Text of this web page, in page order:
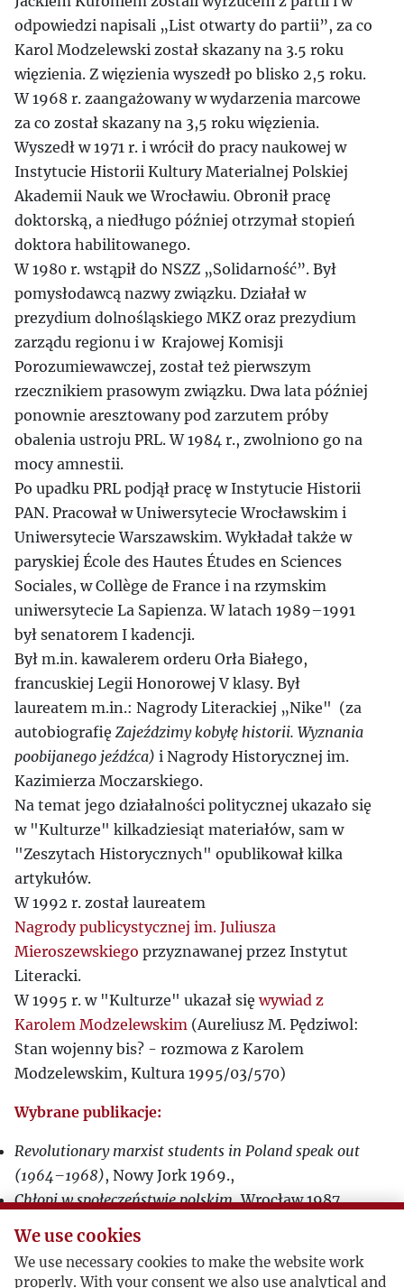
odpowiedzi napisali „List otwarty do partii”, za co
Karol Modzelewski został skazany na 3.5 roku
więzienia. Z więzienia wyszedł po blisko 2,5 roku.
W 1968 r. zaangażowany w wydarzenia marcowe
za co został skazany na 3,5 roku więzienia.
Wyszedł w 1971 r. i wrócił do pracy naukowej w
Instytucie Historii Kultury Materialnej Polskiej
Akademii Nauk we Wrocławiu. Obronił pracę
doktorską, a niedługo później otrzymał stopień
doktora habilitowanego.
W 1980 r. wstąpił do NSZZ „Solidarność”. Był
pomysłodawcą nazwy związku. Działał w
prezydium dolnośląskiego MKZ oraz prezydium
zarządu regionu i w Krajowej Komisji
Porozumiewawczej, został też pierwszym
rzecznikiem prasowym związku. Dwa lata później
ponownie aresztowany pod zarzutem próby
obalenia ustroju PRL. W 1984 r., zwolniono go na
mocy amnestii.
Po upadku PRL podjął pracę w Instytucie Historii
PAN. Pracował w Uniwersytecie Wrocławskim i
Uniwersytecie Warszawskim. Wykładał także w
paryskiej École des Hautes Études en Sciences
Sociales, w Collège de France i na rzymskim
uniwersytecie La Sapienza. W latach 1989–1991
był senatorem I kadencji.
Był m.in. kawalerem orderu Orła Białego,
francuskiej Legii Honorowej V klasy. Był
laureatem m.in.: Nagrody Literackiej „Nike" (za
autobiografię Zajeździmy kobyłę historii. Wyznania
poobijanego jeźdźca) i Nagrody Historycznej im.
Kazimierza Moczarskiego.
Na temat jego działalności politycznej ukazało się
w "Kulturze" kilkadziesiąt materiałów, sam w
"Zeszytach Historycznych" opublikował kilka
artykułów.
W 1992 r. został laureatem
Nagrody publicystycznej im. Juliusza
Mieroszewskiego przyznawanej przez Instytut
Literacki.
W 1995 r. w "Kulturze" ukazał sięwywiad z
Karolem Modzelewskim (Aureliusz M. Pędziwol:
Stan wojenny bis? - rozmowa z Karolem
Modzelewskim, Kultura 1995/03/570)
Wybrane publikacje:
Revolutionary marxist students in Poland speak out
(1964–1968), Nowy Jork 1969.,
Chłopi w społeczeństwie polskim, Wrocław 1987.,
Między umową a wojną
Organizacja gospodarcza państwa piastowskiego X–
We use cookies
We use necessary cookies to make the website work
properly. With your consent we also use analytical and